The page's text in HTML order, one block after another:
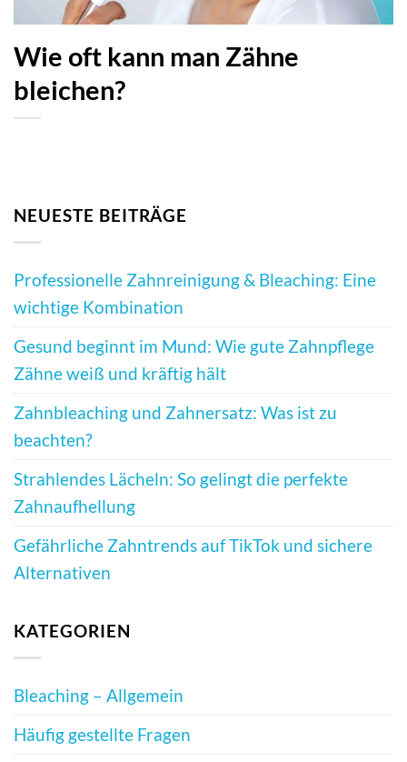
Wie oft kann man Zähne
bleichen?
NEUESTE BEITRÄGE
Professionelle Zahnreinigung & Bleaching: Eine
wichtige Kombination
Gesund beginnt im Mund: Wie gute Zahnpflege
Zähne weiß und kräftig hält
Zahnbleaching und Zahnersatz: Was ist zu
beachten?
Strahlendes Lächeln: So gelingt die perfekte
Zahnaufhellung
Gefährliche Zahntrends auf TikTok und sichere
Alternativen
KATEGORIEN
Bleaching – Allgemein
Häufig gestellte Fragen